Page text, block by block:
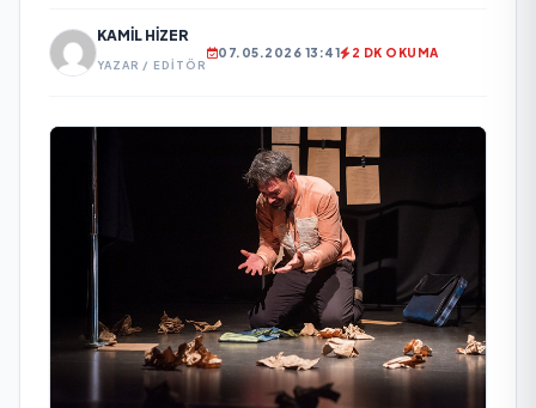
KAMIL HIZER
YAZAR / EDITÖR
07.05.2026 13:41 2 DK OKUMA